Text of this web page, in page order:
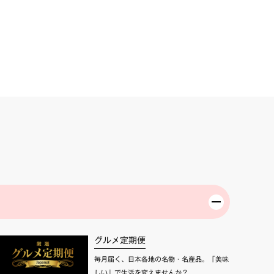
グルメ定期便
毎月届く、日本各地の名物・名産品。「美味